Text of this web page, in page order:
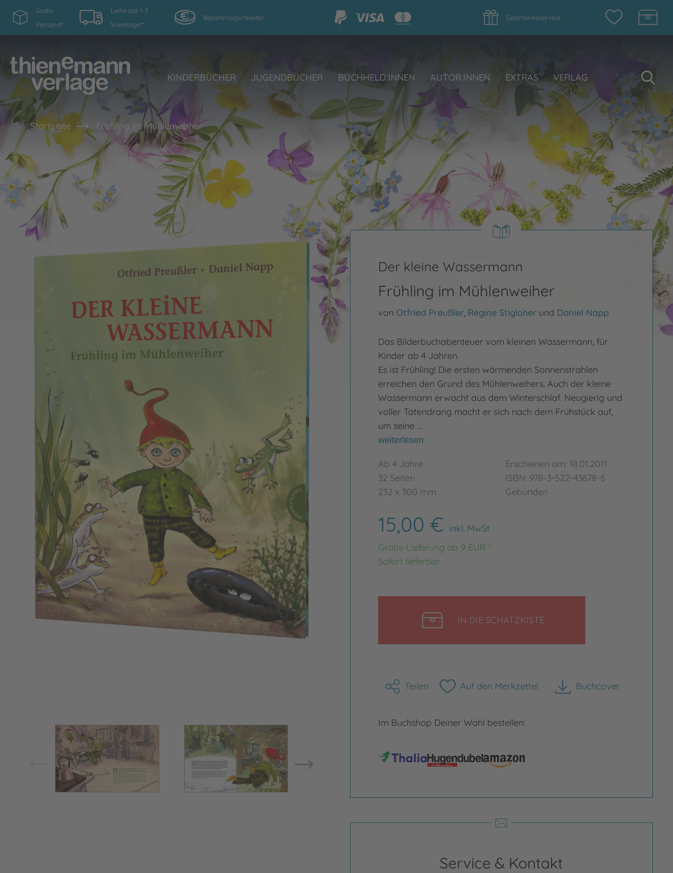
Gratis
Versand*
Lieferzeit 1-3
Werktage**
Bezahlmöglichkeiten Geschenkeservice
KINDERBÜCHER JUGENDBÜCHER BUCHHELD:INNEN AUTOR:INNEN EXTRAS VERLAG
Startseite Frühling im Mühlenweiher
Bild vergrößern Bild vergrößern
Der kleine Wassermann
Frühling im Mühlenweiher
von Otfried Preußler, Regine Stigloherund Daniel Napp
Das Bilderbuchabenteuer vom kleinen Wassermann, für
Kinder ab 4 Jahren.
Es ist Frühling! Die ersten wärmenden Sonnenstrahlen
erreichen den Grund des Mühlenweihers. Auch der kleine
Wassermann erwacht aus dem Winterschlaf. Neugierig und
voller Tatendrang macht er sich nach dem Frühstück auf,
um seine …
weiterlesen
Ab 4 Jahre
32 Seiten
232 x 300 mm
Erschienen am: 18.01.2011
ISBN: 978-3-522-43678-6
Gebunden
15,00 € inkl. MwSt
Gratis-Lieferung ab 9 EUR *
Sofort lieferbar
IN DIE SCHATZKISTE
Teilen Auf den Merkzettel Buchcover
herunterladen
Im Buchshop Deiner Wahl bestellen:
Service & Kontakt